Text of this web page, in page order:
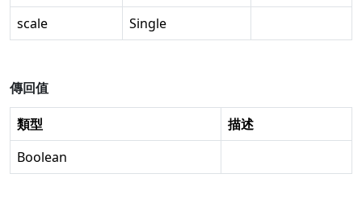
scale
Single
傳回值
類型
描述
Boolean